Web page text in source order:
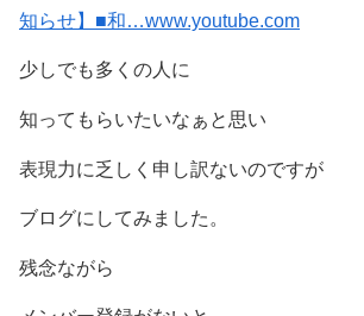
知らせ】■和…www.youtube.com
少しでも多くの人に
知ってもらいたいなぁと思い
表現力に乏しく申し訳ないのですが
ブログにしてみました。
残念ながら